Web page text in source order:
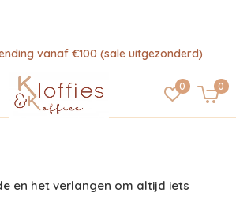
0 0
nodig? 06-57325343
en het verlangen om altijd iets